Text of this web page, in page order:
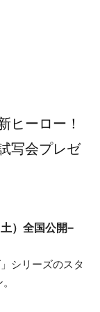
ヒーロー！
写会プレゼ
）全国公開−
シリーズのスタ